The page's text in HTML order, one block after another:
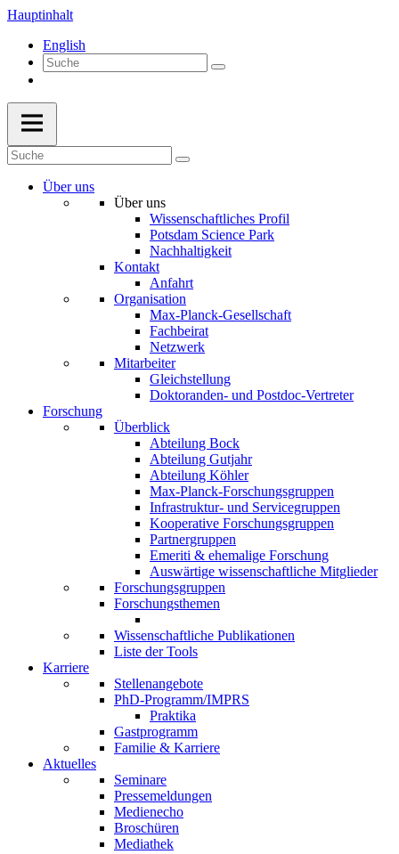
Hauptinhalt
English
Über uns
Über uns
Wissenschaftliches Profil
Potsdam Science Park
Nachhaltigkeit
Kontakt
Anfahrt
Organisation
Max-Planck-Gesellschaft
Fachbeirat
Netzwerk
Mitarbeiter
Gleichstellung
Doktoranden- und Postdoc-Vertreter
Forschung
Überblick
Abteilung Bock
Abteilung Gutjahr
Abteilung Köhler
Max-Planck-Forschungsgruppen
Infrastruktur- und Servicegruppen
Kooperative Forschungsgruppen
Partnergruppen
Emeriti & ehemalige Forschung
Auswärtige wissenschaftliche Mitglieder
Forschungsgruppen
Forschungsthemen
Wissenschaftliche Publikationen
Liste der Tools
Karriere
Stellenangebote
PhD-Programm/IMPRS
Praktika
Gastprogramm
Familie & Karriere
Aktuelles
Seminare
Pressemeldungen
Medienecho
Broschüren
Mediathek